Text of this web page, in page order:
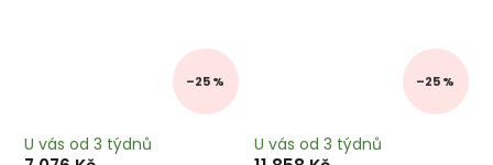
–25 %
U vás od 3 týdnů
–25 %
U vás od 3 týdnů